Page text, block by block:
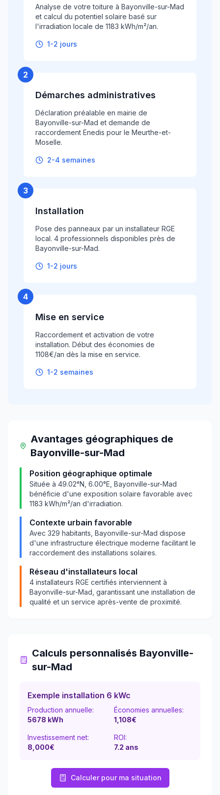
Analyse de votre toiture à Bayonville-sur-Mad
et calcul du potentiel solaire basé sur
l'irradiation locale de 1183 kWh/m²/an.
1-2 jours
2
Démarches administratives
Déclaration préalable en mairie de
Bayonville-sur-Mad et demande de
raccordement Enedis pour le Meurthe-et-
Moselle.
2-4 semaines
3
Installation
Pose des panneaux par un installateur RGE
local. 4 professionnels disponibles près de
Bayonville-sur-Mad.
1-2 jours
4
Mise en service
Raccordement et activation de votre
installation. Début des économies de
1108€/an dès la mise en service.
1-2 semaines
Avantages géographiques de
Bayonville-sur-Mad
Position géographique optimale
Située à 49.02°N, 6.00°E, Bayonville-sur-Mad
bénéficie d'une exposition solaire favorable avec
1183 kWh/m²/an d'irradiation.
Contexte urbain favorable
Avec 329 habitants, Bayonville-sur-Mad dispose
d'une infrastructure électrique moderne facilitant le
raccordement des installations solaires.
Réseau d'installateurs local
4 installateurs RGE certifiés interviennent à
Bayonville-sur-Mad , garantissant une installation de
qualité et un service après-vente de proximité.
Calculs personnalisés Bayonville-
sur-Mad
Exemple installation 6 kWc
Production annuelle:
5678 kWh
Économies annuelles:
1,108€
Investissement net:
8,000€
ROI:
7.2 ans
Calculer pour ma situation